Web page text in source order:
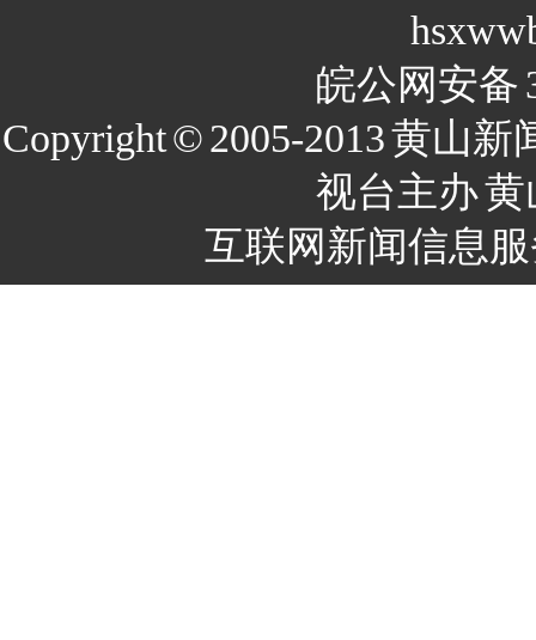
皖公网安备
Copyright©2005-2013黄山新
视台主办黄
互联网新闻信息